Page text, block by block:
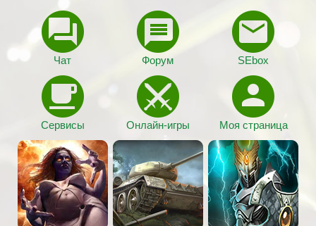
Чат Форум SEbox
Сервисы Онлайн-игры Моя страница